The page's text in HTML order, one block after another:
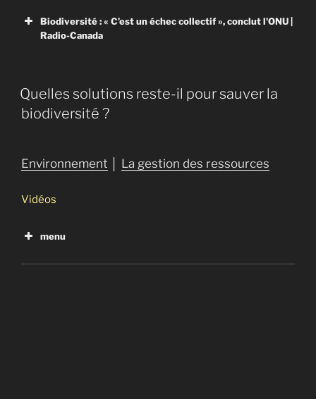
Biodiversité : « C’est un échec collectif », conclut l'ONU |
Radio-Canada
Biodiversité : « C’est un échec collectif
», conclut l’ONU
des gouvernements depuis une décennie.
Quelles solutions reste-il pour sauver la
biodiversité ?
Environnement La gestion des ressources
Vidéos
menu